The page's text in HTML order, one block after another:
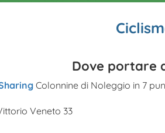
Dove portare
Colonnine di Noleggio in 7
Veneto 33